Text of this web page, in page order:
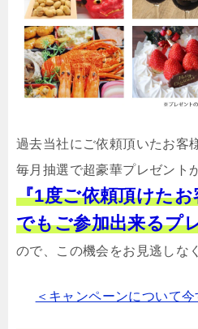
過去当社にご依頼頂いたお客
毎月抽選で超豪華プレゼント
『1度ご依頼頂けた
でもご参加出来るプ
ので、この機会をお見逃しな
＜キャンペーンについて